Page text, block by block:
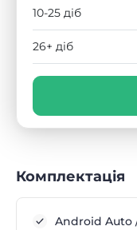
10-25 діб
26+ діб
Комплектація
Android Auto